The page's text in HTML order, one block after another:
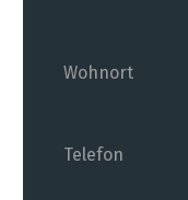
Wohnort
Telefon